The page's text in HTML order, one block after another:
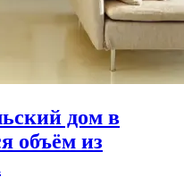
дом в
объём из